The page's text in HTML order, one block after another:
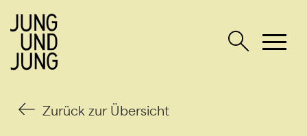
Zurück zur Übersicht